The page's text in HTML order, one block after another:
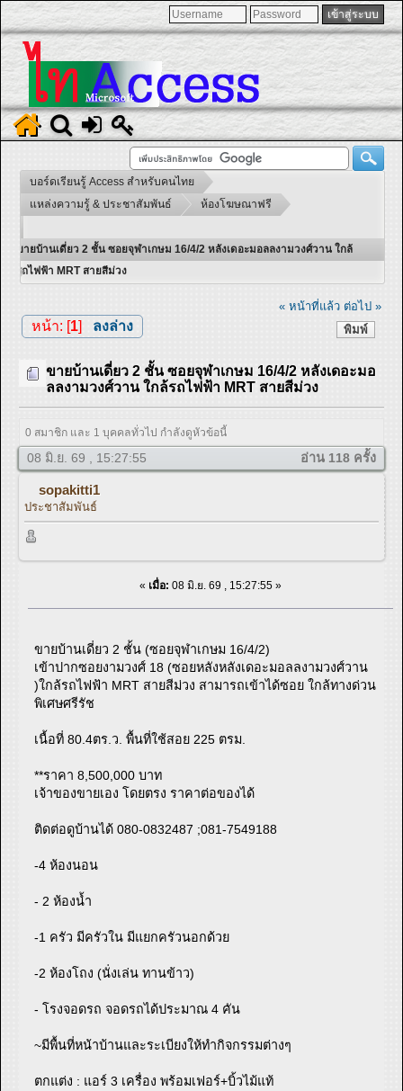
บอร์ดเรียนรู้ Access สำหรับคนไทย
แหล่งความรู้ & ประชาสัมพันธ์
ห้องโฆษณาฟรี
ขายบ้านเดี่ยว 2 ชั้น ซอยจุฬาเกษม 16/4/2 หลังเดอะมอลลงามวงศ์วาน ใกล้
รถไฟฟ้า MRT สายสีม่วง
« หน้าที่แล้ว ต่อไป »
พิมพ์
หน้า: [1] ลงล่าง
ขายบ้านเดี่ยว 2 ชั้น ซอยจุฬาเกษม 16/4/2 หลังเดอะมอ
ลลงามวงศ์วาน ใกล้รถไฟฟ้า MRT สายสีม่วง
0 สมาชิก และ 1 บุคคลทั่วไป กำลังดูหัวข้อนี้
08 มิ.ย. 69 , 15:27:55 อ่าน 118 ครั้ง
sopakitti1
ประชาสัมพันธ์
« เมื่อ: 08 มิ.ย. 69 , 15:27:55 »
ขายบ้านเดี่ยว 2 ชั้น (ซอยจุฬาเกษม 16/4/2)
เข้าปากซอยงามวงศ์ 18 (ซอยหลังหลังเดอะมอลลงามวงศ์วาน
)ใกล้รถไฟฟ้า MRT สายสีม่วง สามารถเข้าได้ซอย ใกล้ทางด่วน
พิเศษศรีรัช
เนื้อที่ 80.4ตร.ว. พื้นที่ใช้สอย 225 ตรม.
**ราคา 8,500,000 บาท
เจ้าของขายเอง โดยตรง ราคาต่อของได้
ติดต่อดูบ้านได้ 080-0832487 ;081-7549188
-4 ห้องนอน
- 2 ห้องน้ำ
-1 ครัว มีครัวใน มีแยกครัวนอกด้วย
-2 ห้องโถง (นั่งเล่น ทานข้าว)
- โรงจอดรถ จอดรถได้ประมาณ 4 คัน
~มีพื้นที่หน้าบ้านและระเบียงให้ทำกิจกรรมต่างๆ
ตกแต่ง : แอร์ 3 เครื่อง พร้อมเฟอร์+บิ้วไม้แท้